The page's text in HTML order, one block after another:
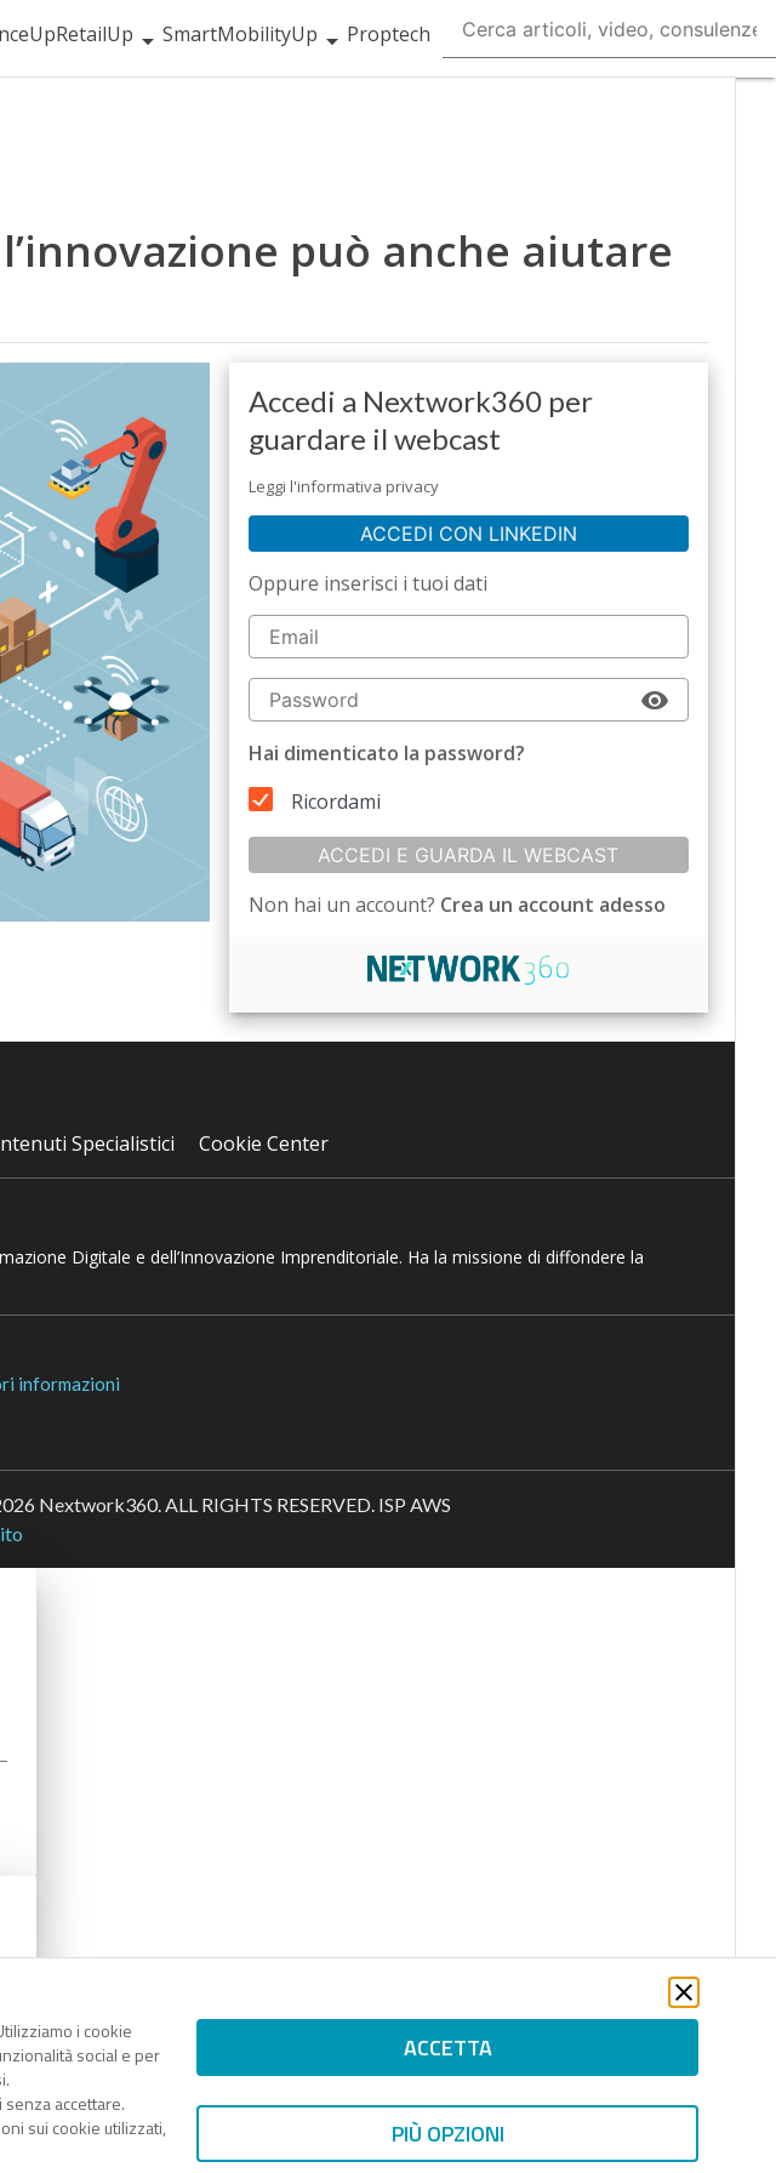
RetailUp SmartMobilityUp
Proptech
può anche aiutare
Accedi a Nextwork360 per
guardare il webcast
Leggi l'informativa privacy
ACCEDI CON LINKEDIN
Oppure inserisci i tuoi dati
Hai dimenticato la password?
Ricordami
ACCEDI E GUARDA IL WEBCAST
Non hai un account? Crea un account adesso
i cookie
social e per
senza accettare.
sui cookie utilizzati,
ACCETTA
PIÙ OPZIONI
Specialistici Cookie Center
Digitale e dell’Innovazione Imprenditoriale. Ha la missione di diffondere la
informazioni
Nextwork360. ALL RIGHTS RESERVED. ISP AWS